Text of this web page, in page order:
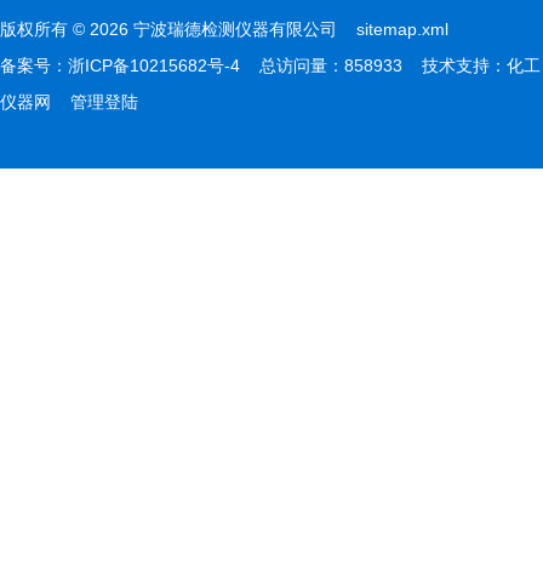
版权所有 © 2026 宁波瑞德检测仪器有限公司 sitemap.xml
备案号： 浙ICP备10215682号-4 总访问量：858933 技术支持： 化工
仪器网
管理登陆